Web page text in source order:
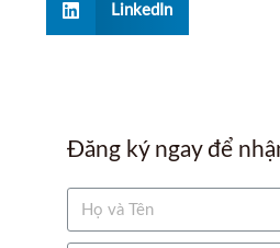
LinkedIn
Đăng ký ngay để